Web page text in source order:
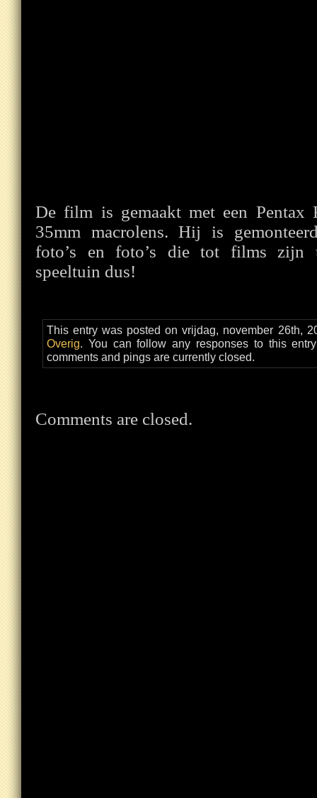
De film is gemaakt met een Pentax
35mm macrolens. Hij is
foto’s en foto’s die tot films zijn
speeltuin dus!
This entry was posted on vrijdag, november 26th,
Overig. You can follow any responses to this
comments and pings are currently closed.
Comments are closed.